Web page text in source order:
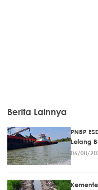
Berita Lainnya
PNBP
Lelang
06/08/